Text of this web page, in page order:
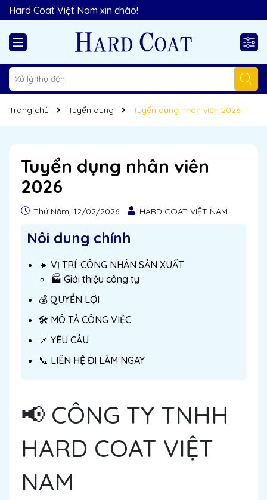
Hard Coat Việt Nam xin chào!
Trang chủ Tuyển dụng Tuyển dụng nhân viên 2026
Tuyển dụng nhân viên
2026
Thứ Năm, 12/02/2026 HARD COAT VIỆT NAM
Nôi dung chính
🔹 VỊ TRÍ: CÔNG NHÂN SẢN XUẤT
🏭 Giới thiệu công ty
💰 QUYỀN LỢI
🛠 MÔ TẢ CÔNG VIỆC
📌 YÊU CẦU
📞 LIÊN HỆ ĐI LÀM NGAY
📢 CÔNG TY TNHH
HARD COAT VIỆT
NAM